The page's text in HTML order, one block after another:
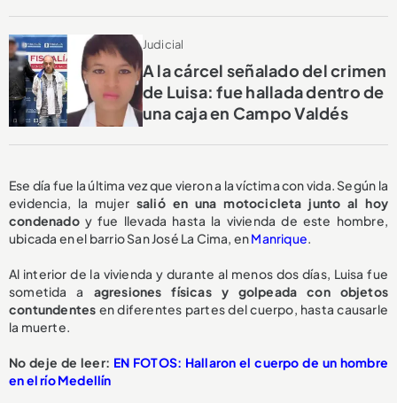
Judicial
A la cárcel señalado del crimen
de Luisa: fue hallada dentro de
una caja en Campo Valdés
Ese día fue la última vez que vieron a la víctima con vida. Según la
evidencia, la mujer salió en una motocicleta junto al hoy
condenadoy fue llevada hasta la vivienda de este hombre,
ubicada en el barrio San José La Cima, enManrique.
Al interior de la vivienda y durante al menos dos días, Luisa fue
sometida a agresiones físicas y golpeada con objetos
contundentes en diferentes partes del cuerpo, hasta causarle
la muerte.
No deje de leer: EN FOTOS: Hallaron el cuerpo de un hombre
en el río Medellín